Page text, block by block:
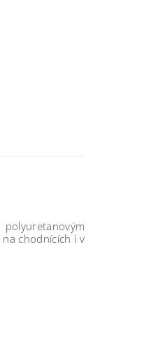
chodnících i v